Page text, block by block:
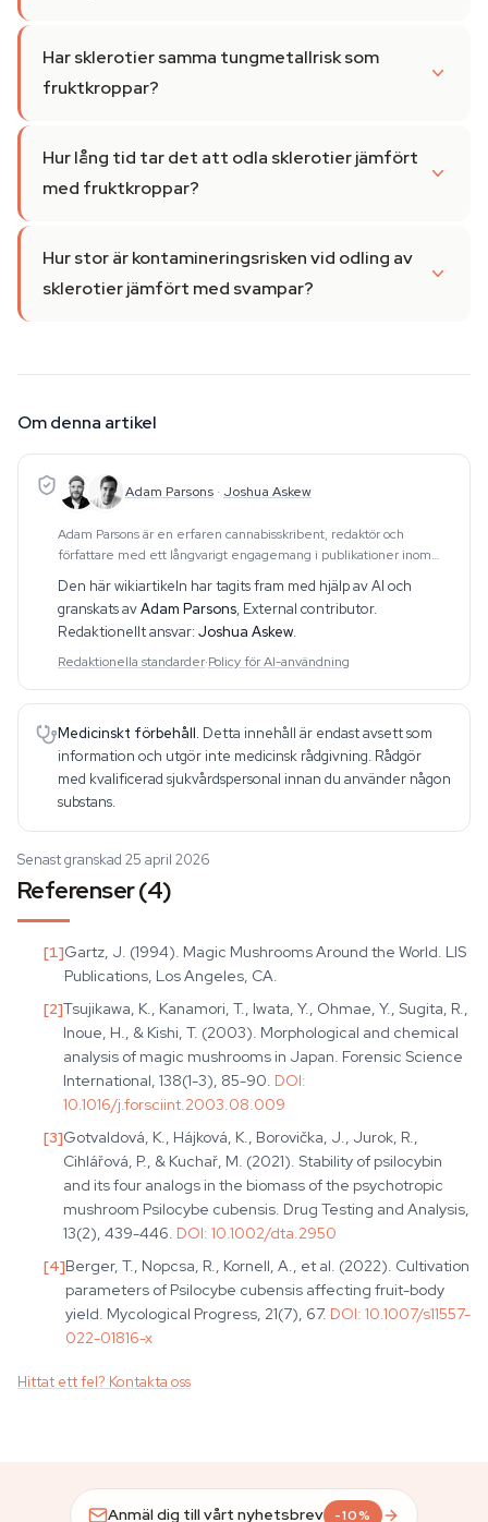
Har sklerotier samma tungmetallrisk som
fruktkroppar?
Hur lång tid tar det att odla sklerotier jämfört
med fruktkroppar?
Hur stor är kontamineringsrisken vid odling av
sklerotier jämfört med svampar?
Om denna artikel
Adam Parsons · Joshua Askew
Adam Parsons är en erfaren cannabisskribent, redaktör och
författare med ett långvarigt engagemang i publikationer inom
relaterade ämnen. Han producerar dju
Den här wikiartikeln har tagits fram med hjälp av AI och
granskats avAdam Parsons, External contributor.
Redaktionellt ansvar: Joshua Askew.
Redaktionella standarder·Policy för AI-användning
Medicinskt förbehåll. Detta innehåll är endast avsett som
information och utgör inte medicinsk rådgivning. Rådgör
med kvalificerad sjukvårdspersonal innan du använder någon
substans.
Senast granskad 25 april 2026
Referenser (4)
[1]Gartz, J. (1994). Magic Mushrooms Around the World. LIS
Publications, Los Angeles, CA.
[2]Tsujikawa, K., Kanamori, T., Iwata, Y., Ohmae, Y., Sugita, R.,
Inoue, H., & Kishi, T. (2003). Morphological and chemical
analysis of magic mushrooms in Japan. Forensic Science
International, 138(1-3), 85-90. DOI:
10.1016/j.forsciint.2003.08.009
[3]Gotvaldová, K., Hájková, K., Borovička, J., Jurok, R.,
Cihlářová, P., & Kuchař, M. (2021). Stability of psilocybin
and its four analogs in the biomass of the psychotropic
mushroom Psilocybe cubensis. Drug Testing and Analysis,
13(2), 439-446. DOI: 10.1002/dta.2950
[4]Berger, T., Nopcsa, R., Kornell, A., et al. (2022). Cultivation
parameters of Psilocybe cubensis affecting fruit-body
yield. Mycological Progress, 21(7), 67. DOI: 10.1007/s11557-
022-01816-x
Hittat ett fel? Kontakta oss
Anmäl dig till vårt nyhetsbrev -10%